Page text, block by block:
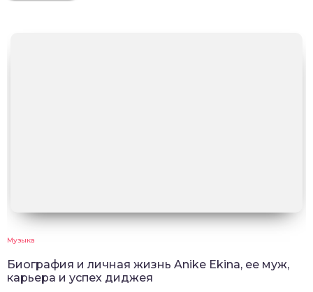
Музыка
Биография и личная жизнь Anike Ekina, ее муж,
карьера и успех диджея